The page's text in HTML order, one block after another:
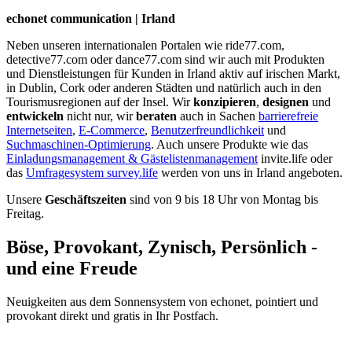
echonet communication | Irland
Neben unseren internationalen Portalen wie ride77.com,
detective77.com oder dance77.com sind wir auch mit Produkten
und Dienstleistungen für Kunden in Irland aktiv auf irischen Markt,
in Dublin, Cork oder anderen Städten und natürlich auch in den
Tourismusregionen auf der Insel. Wirkonzipieren, designen und
entwickeln nicht nur, wirberaten auch in Sachen barrierefreie
Internetseiten, E-Commerce, Benutzerfreundlichkeitund
Suchmaschinen-Optimierung. Auch unsere Produkte wie das
Einladungsmanagement & Gästelistenmanagementinvite.life oder
das Umfragesystem survey.life werden von uns in Irland angeboten.
Unsere Geschäftszeiten sind von 9 bis 18 Uhr von Montag bis
Freitag.
Böse, Provokant, Zynisch, Persönlich -
und eine Freude
Neuigkeiten aus dem Sonnensystem von echonet, pointiert und
provokant direkt und gratis in Ihr Postfach.